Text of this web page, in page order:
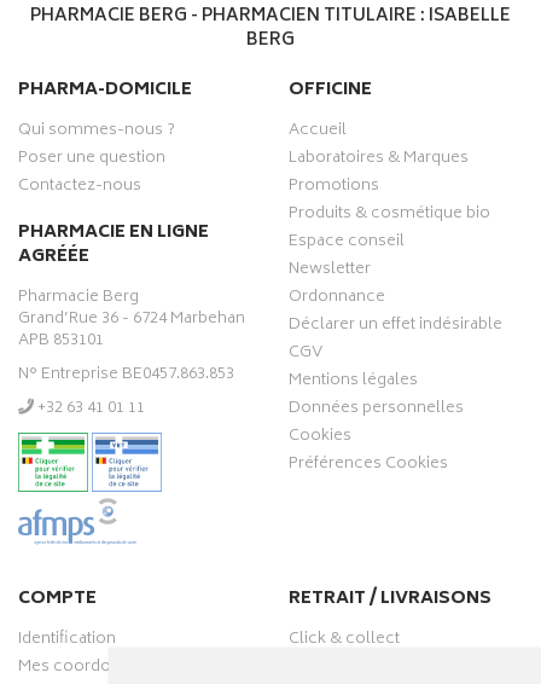
PHARMACIE BERG - PHARMACIEN TITULAIRE : ISABELLE
BERG
PHARMA-DOMICILE
Qui sommes-nous ?
Poser une question
Contactez-nous
PHARMACIE EN LIGNE
AGRÉÉE
Pharmacie Berg
Grand’Rue 36 - 6724 Marbehan
APB 853101
N° Entreprise BE0457.863.853
‭+32 63 41 01 11‬
OFFICINE
Accueil
Laboratoires & Marques
Promotions
Produits & cosmétique bio
Espace conseil
Newsletter
Ordonnance
Déclarer un effet indésirable
CGV
Mentions légales
Données personnelles
Cookies
Préférences Cookies
COMPTE
Identification
Mes coordonnées
RETRAIT / LIVRAISONS
Click & collect